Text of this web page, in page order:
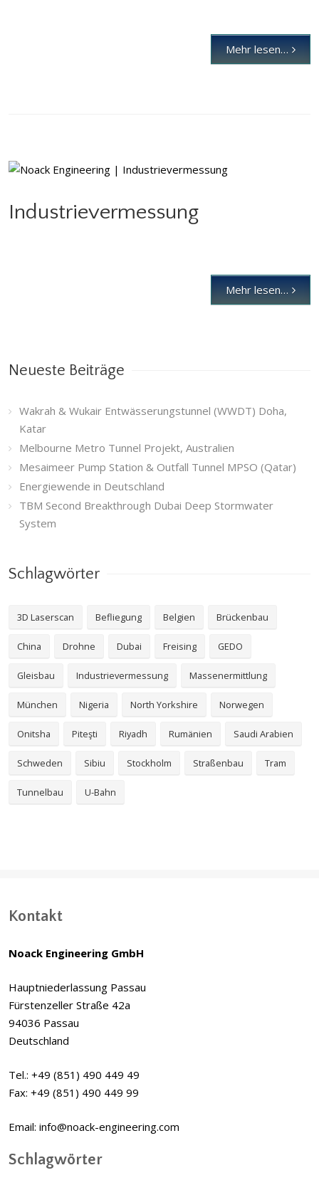
Mehr lesen…
Industrievermessung
Industrievermessung
Mehr lesen…
Neueste Beiträge
Wakrah & Wukair Entwässerungstunnel (WWDT) Doha,
Katar
Melbourne Metro Tunnel Projekt, Australien
Mesaimeer Pump Station & Outfall Tunnel MPSO (Qatar)
Energiewende in Deutschland
TBM Second Breakthrough Dubai Deep Stormwater
System
Schlagwörter
3D Laserscan Befliegung Belgien Brückenbau
China Drohne Dubai Freising GEDO
Gleisbau Industrievermessung Massenermittlung
München Nigeria North Yorkshire Norwegen
Onitsha Piteşti Riyadh Rumänien Saudi Arabien
Schweden Sibiu Stockholm Straßenbau Tram
Tunnelbau U-Bahn
Kontakt
Noack Engineering GmbH
Hauptniederlassung Passau
Fürstenzeller Straße 42a
94036 Passau
Deutschland
Tel.: +49 (851) 490 449 49
Fax: +49 (851) 490 449 99
Email: info@noack-engineering.com
Schlagwörter